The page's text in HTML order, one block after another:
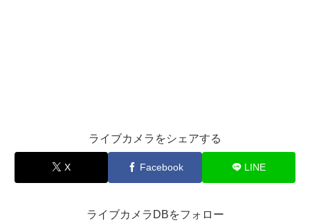
ライブカメラをシェアする
X Facebook LINE
ライブカメラDBをフォロー